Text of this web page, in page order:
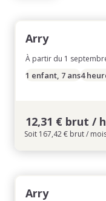
Arry
À partir du 1
1 enfant, 7 ans4
12,31 € brut / h
Soit 167,42 € brut /
Arry